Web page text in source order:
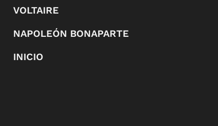
VOLTAIRE
NAPOLEÓN BONAPARTE
INICIO